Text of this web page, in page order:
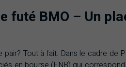
futé BMO – Un
pair? Tout à fait. Dans le cadre de